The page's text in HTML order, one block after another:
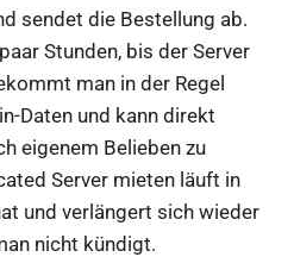
sendet die Bestellung ab.
Stunden, bis der Server
man in der Regel
Daten und kann direkt
eigenem Belieben zu
Server mieten läuft in
und verlängert sich wieder
nicht kündigt.